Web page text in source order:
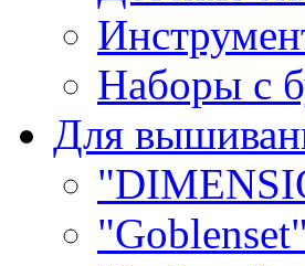
Наборы с
Для